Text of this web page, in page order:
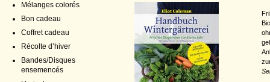
Mélanges colorés
Bon cadeau
Coffret cadeau
Récolte d’hiver
Bandes/Disques
ensemencés